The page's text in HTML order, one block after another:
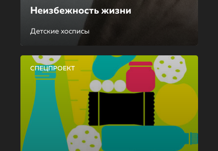
Неизбежность жизни
Детские хосписы
СПЕЦПРОЕКТ